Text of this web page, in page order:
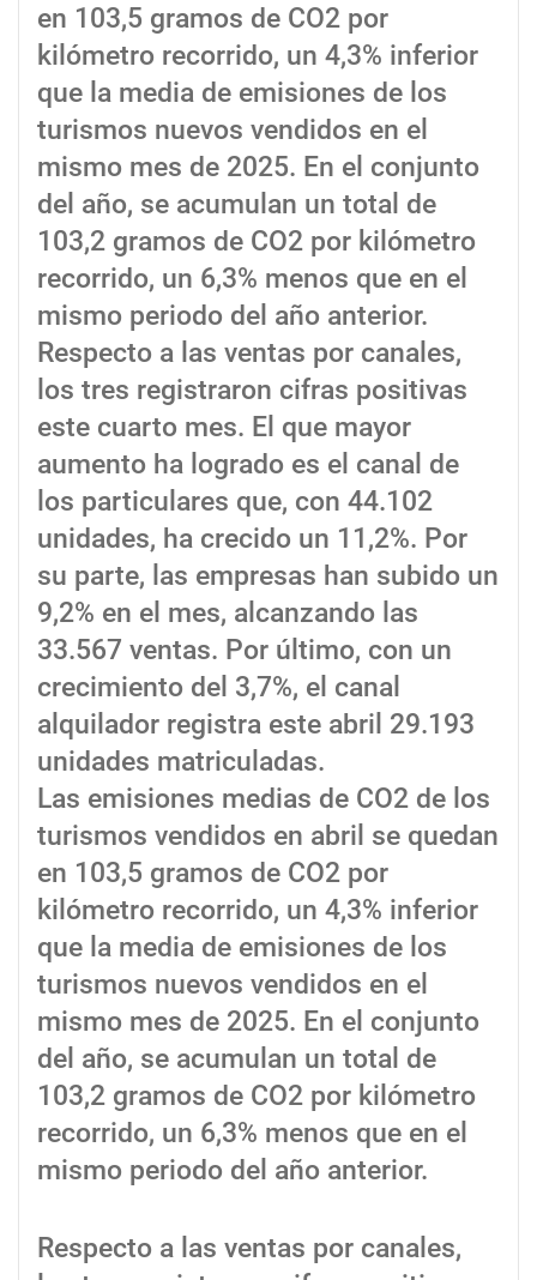
en 103,5 gramos de CO2 por
kilómetro recorrido, un 4,3% inferior
que la media de emisiones de los
turismos nuevos vendidos en el
mismo mes de 2025. En el conjunto
del año, se acumulan un total de
103,2 gramos de CO2 por kilómetro
recorrido, un 6,3% menos que en el
mismo periodo del año anterior.
Respecto a las ventas por canales,
los tres registraron cifras positivas
este cuarto mes. El que mayor
aumento ha logrado es el canal de
los particulares que, con 44.102
unidades, ha crecido un 11,2%. Por
su parte, las empresas han subido un
9,2% en el mes, alcanzando las
33.567 ventas. Por último, con un
crecimiento del 3,7%, el canal
alquilador registra este abril 29.193
unidades matriculadas.
Las emisiones medias de CO2 de los
turismos vendidos en abril se quedan
en 103,5 gramos de CO2 por
kilómetro recorrido, un 4,3% inferior
que la media de emisiones de los
turismos nuevos vendidos en el
mismo mes de 2025. En el conjunto
del año, se acumulan un total de
103,2 gramos de CO2 por kilómetro
recorrido, un 6,3% menos que en el
mismo periodo del año anterior.
Respecto a las ventas por canales,